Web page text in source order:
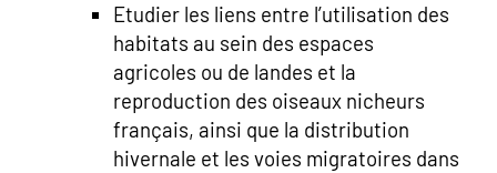
Etudier les liens entre l’utilisation des
habitats au sein des espaces
agricoles ou de landes et la
reproduction des oiseaux nicheurs
français, ainsi que la distribution
hivernale et les voies migratoires dans